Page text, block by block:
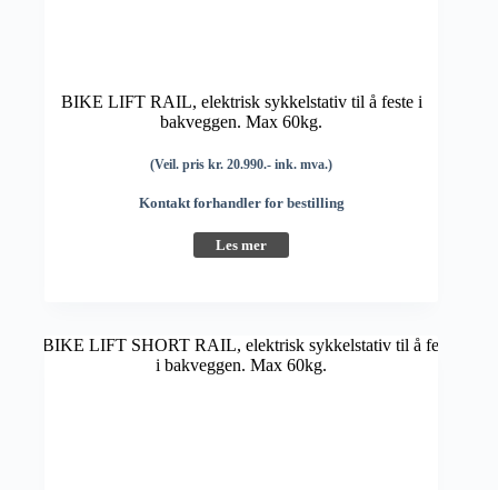
BIKE LIFT RAIL, elektrisk sykkelstativ til å feste i
bakveggen. Max 60kg.
(Veil. pris kr. 20.990.- ink. mva.)
Kontakt forhandler for bestilling
Les mer